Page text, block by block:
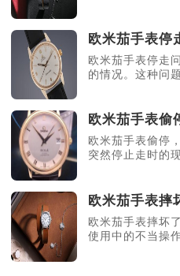
欧米茄手表停
欧米茄手表停走
的情况。这种问
欧米茄手表偷
欧米茄手表偷停
突然停止走时的
欧米茄手表摔
欧米茄手表摔坏
使用中的不当操